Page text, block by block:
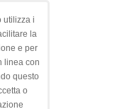
utilizza i
la
e per
linea con
questo
o